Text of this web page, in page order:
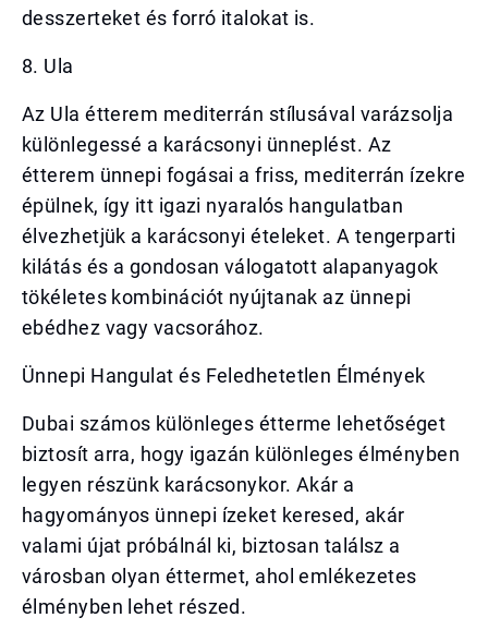
desszerteket és forró italokat is.
8. Ula
Az Ula étterem mediterrán stílusával varázsolja
különlegessé a karácsonyi ünneplést. Az
étterem ünnepi fogásai a friss, mediterrán ízekre
épülnek, így itt igazi nyaralós hangulatban
élvezhetjük a karácsonyi ételeket. A tengerparti
kilátás és a gondosan válogatott alapanyagok
tökéletes kombinációt nyújtanak az ünnepi
ebédhez vagy vacsorához.
Ünnepi Hangulat és Feledhetetlen Élmények
Dubai számos különleges étterme lehetőséget
biztosít arra, hogy igazán különleges élményben
legyen részünk karácsonykor. Akár a
hagyományos ünnepi ízeket keresed, akár
valami újat próbálnál ki, biztosan találsz a
városban olyan éttermet, ahol emlékezetes
élményben lehet részed.